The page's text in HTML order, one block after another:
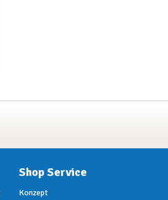
Shop Service
Konzept